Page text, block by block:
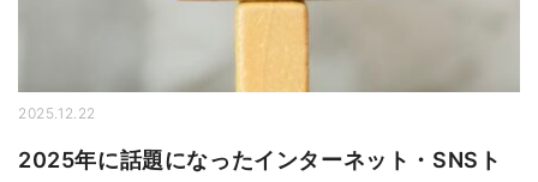
2025.12.22
2025年に話題になったインターネット・SNSト